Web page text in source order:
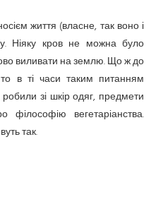
життя (власне, так воно і
Ніяку кров не можна було
виливати на землю. Що ж до
в ті часи таким питанням
зі шкір одяг, предмети
вегетаріанства.
так.